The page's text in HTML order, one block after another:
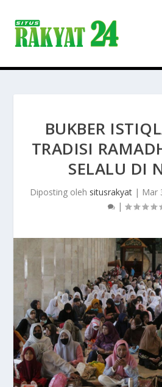
BUKBER
TRADISI
SELALU DI
Diposting oleh situsrakyat | Mar
|